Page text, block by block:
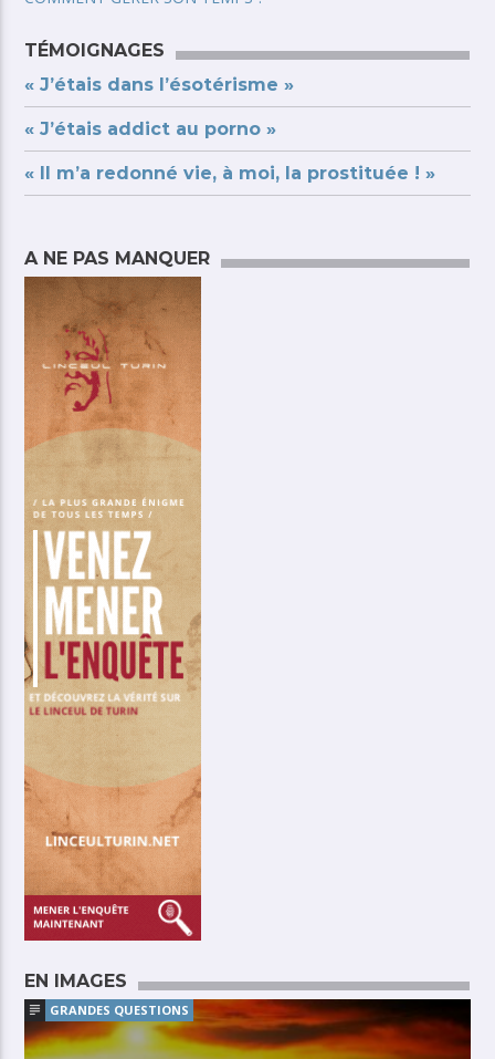
TÉMOIGNAGES
« J’étais dans l’ésotérisme »
« J’étais addict au porno »
« Il m’a redonné vie, à moi, la prostituée ! »
A NE PAS MANQUER
EN IMAGES
GRANDES QUESTIONS